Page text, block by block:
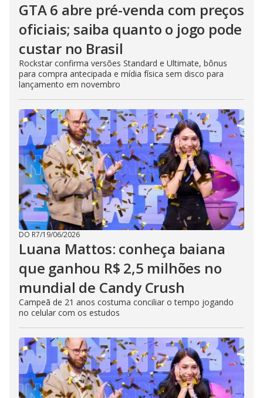
GTA 6 abre pré-venda com preços
oficiais; saiba quanto o jogo pode
custar no Brasil
Rockstar confirma versões Standard e Ultimate, bônus
para compra antecipada e mídia física sem disco para
lançamento em novembro
DO R7/19/06/2026
Luana Mattos: conheça baiana
que ganhou R$ 2,5 milhões no
mundial de Candy Crush
Campeã de 21 anos costuma conciliar o tempo jogando
no celular com os estudos